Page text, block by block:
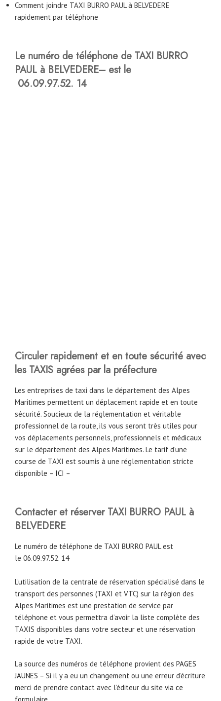
Comment joindre TAXI BURRO PAUL à BELVEDERE
rapidement par téléphone
Le numéro de téléphone de TAXI BURRO
PAUL à BELVEDERE– est le
06.09.97.52. 14
Circuler rapidement et en toute sécurité avec
les TAXIS agrées par la préfecture
Les entreprises de taxi dans le département des Alpes
Maritimes permettent un déplacement rapide et en toute
sécurité. Soucieux de la réglementation et véritable
professionnel de la route, ils vous seront très utiles pour
vos déplacements personnels, professionnels et médicaux
sur le département des Alpes Maritimes. Le tarif d’une
course de TAXI est soumis à une réglementation stricte
disponible – ICI –
Contacter et réserver TAXI BURRO PAUL à
BELVEDERE
Le numéro de téléphone de TAXI BURRO PAUL est
le 06.09.97.52. 14
L’utilisation de la centrale de réservation spécialisé dans le
transport des personnes (TAXI et VTC) sur la région des
Alpes Maritimes est une prestation de service par
téléphone et vous permettra d’avoir la liste complète des
TAXIS disponibles dans votre secteur et une réservation
rapide de votre TAXI.
La source des numéros de téléphone provient des PAGES
JAUNES – Si il y a eu un changement ou une erreur d’écriture
merci de prendre contact avec l’éditeur du site via ce